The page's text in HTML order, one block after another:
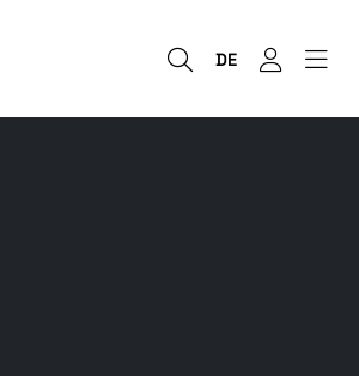
DE